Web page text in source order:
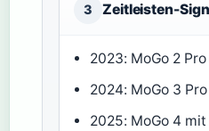
3 Zeitleisten-
2023: MoGo 2
2024: MoGo 3
2025: MoGo 4